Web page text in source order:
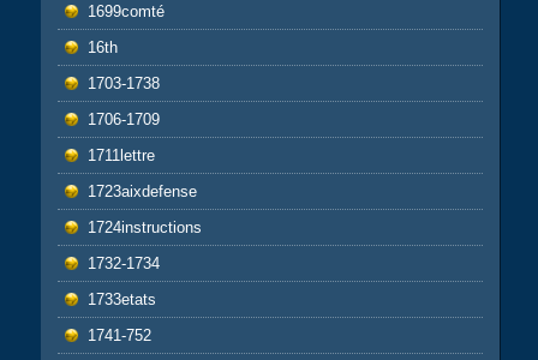
1699comté
16th
1703-1738
1706-1709
1711lettre
1723aixdefense
1724instructions
1732-1734
1733etats
1741-752